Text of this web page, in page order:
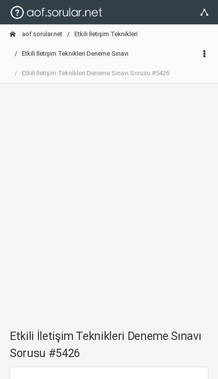
aof.sorular.net Etkili İletişim Teknikleri
Etkili İletişim Teknikleri Deneme Sınavı
Etkili İletişim Teknikleri Deneme Sınavı Sorusu #5426
Etkili İletişim Teknikleri Deneme Sınavı
Sorusu #5426